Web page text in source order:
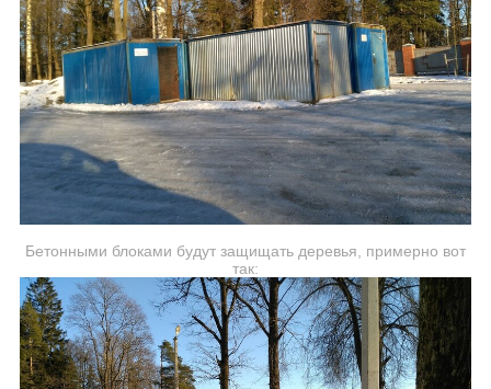
Бетонными блоками будут защищать деревья, примерно вот
так: